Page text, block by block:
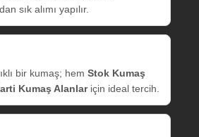
sık alımı yapılır.
bir kumaş; hem Stok Kumaş
Kumaş Alanlariçin ideal tercih.